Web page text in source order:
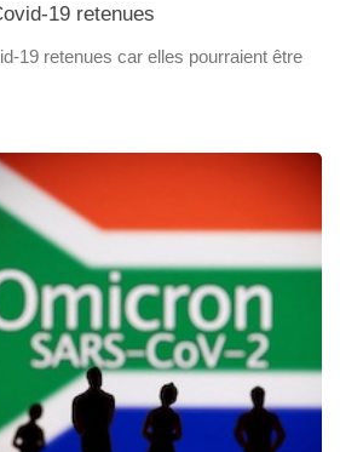
19 retenues
19 retenues car elles pourraient être